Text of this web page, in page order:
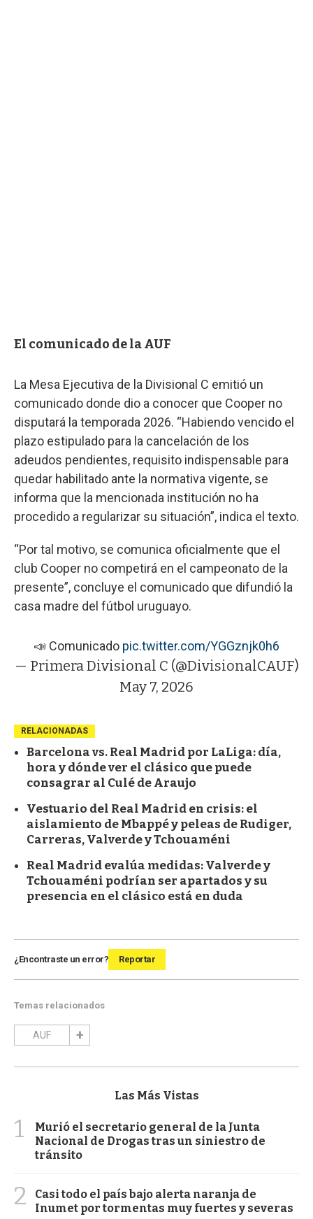
El comunicado de la AUF
La Mesa Ejecutiva de la Divisional C emitió un
comunicado donde dio a conocer que Cooper no
disputará la temporada 2026. “Habiendo vencido el
plazo estipulado para la cancelación de los
adeudos pendientes, requisito indispensable para
quedar habilitado ante la normativa vigente, se
informa que la mencionada institución no ha
procedido a regularizar su situación”, indica el texto.
“Por tal motivo, se comunica oficialmente que el
club Cooper no competirá en el campeonato de la
presente”, concluye el comunicado que difundió la
casa madre del fútbol uruguayo.
📣 Comunicado pic.twitter.com/YGGznjk0h6
— Primera Divisional C (@DivisionalCAUF)
May 7, 2026
RELACIONADAS
Barcelona vs. Real Madrid por LaLiga: día,
hora y dónde ver el clásico que puede
consagrar al Culé de Araujo
Vestuario del Real Madrid en crisis: el
aislamiento de Mbappé y peleas de Rudiger,
Carreras, Valverde y Tchouaméni
Real Madrid evalúa medidas: Valverde y
Tchouaméni podrían ser apartados y su
presencia en el clásico está en duda
¿Encontraste un error? Reportar
Temas relacionados
AUF
Las Más Vistas
1
Murió el secretario general de la Junta
Nacional de Drogas tras un siniestro de
tránsito
2
Casi todo el país bajo alerta naranja de
Inumet por tormentas muy fuertes y severas